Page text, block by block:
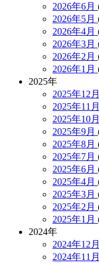
2026年6月
2026年5月
2026年4月
2026年3月
2026年2月
2026年1月
2025年
2025年12月
2025年11月
2025年10月
2025年9月
2025年8月
2025年7月
2025年6月
2025年4月
2025年3月
2025年2月
2025年1月
2024年
2024年12月
2024年11月